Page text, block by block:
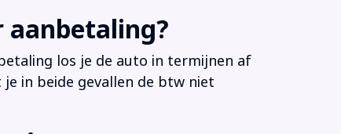
aanbetaling?
los je de auto in termijnen af
in beide gevallen de btw niet